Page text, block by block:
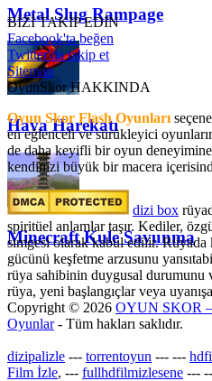
Metal Slug Rampage
Hava Harekatı
Minecraft Kule Savunma
BİZİ TAKİP EDİN
Facebook'ta beğen
Twitter'da takip et
Sitemap
OyunSkor HAKKINDA
Oyun Skor Flash Oyunları
en eğlenceli ve sürükleyici
de daha keyifli bir oyun
kendinizi büyük bir macera
dizi box
spiritüel anlamlar taşır. Kediler,
simgesi olarak kabul edilir.
gücünü keşfetme arzusunu
rüya sahibinin duygusal
rüya, yeni başlangıçlar veya
Copyright © 2026 OYUN SKOR
Oyunlar- Tüm hakları saklıdır.
dizipalizle --- torrentoyun --- ---
Film İzle, --- fullhdfilmizlesene ---